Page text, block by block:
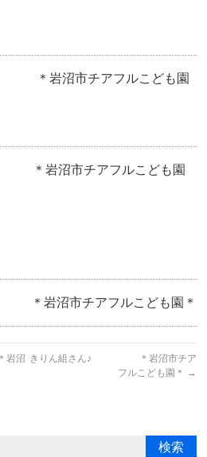
沼市チアフルこども園
＊岩沼市チアフルこども園
岩沼市チアフルこども園＊
岩沼 きりん組さん♪ ＊岩沼市チア
フルこども園＊
→